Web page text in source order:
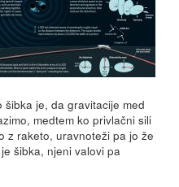
šibka je, da gravitacije med
medtem ko privlačni sili
z raketo, uravnoteži pa jo že
šibka, njeni valovi pa